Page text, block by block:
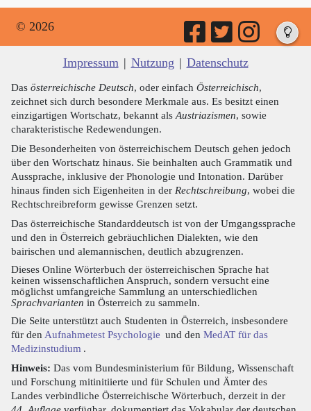
© 2026
Impressum | Nutzung | Datenschutz
Das österreichische Deutsch, oder einfach Österreichisch,
zeichnet sich durch besondere Merkmale aus. Es besitzt einen
einzigartigen Wortschatz, bekannt als Austriazismen, sowie
charakteristische Redewendungen.
Die Besonderheiten von österreichischem Deutsch gehen jedoch
über den Wortschatz hinaus. Sie beinhalten auch Grammatik und
Aussprache, inklusive der Phonologie und Intonation. Darüber
hinaus finden sich Eigenheiten in der Rechtschreibung, wobei die
Rechtschreibreform gewisse Grenzen setzt.
Das österreichische Standarddeutsch ist von der Umgangssprache
und den in Österreich gebräuchlichen Dialekten, wie den
bairischen und alemannischen, deutlich abzugrenzen.
Dieses Online Wörterbuch der österreichischen Sprache hat
keinen wissenschaftlichen Anspruch, sondern versucht eine
möglichst umfangreiche Sammlung an unterschiedlichen
Sprachvarianten in Österreich zu sammeln.
Die Seite unterstützt auch Studenten in Österreich, insbesondere
für den Aufnahmetest Psychologie und den MedAT für das
Medizinstudium .
Hinweis: Das vom Bundesministerium für Bildung, Wissenschaft
und Forschung mitinitiierte und für Schulen und Ämter des
Landes verbindliche Österreichische Wörterbuch, derzeit in der